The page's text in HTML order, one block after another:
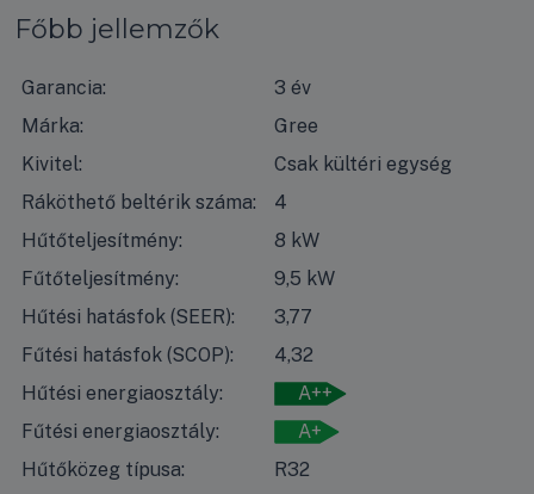
Főbb jellemzők
Garancia:
3 év
Márka:
Gree
Kivitel:
Csak kültéri egység
Ráköthető beltérik száma:
4
Hűtőteljesítmény:
8 kW
Fűtőteljesítmény:
9,5 kW
Hűtési hatásfok (SEER):
3,77
Fűtési hatásfok (SCOP):
4,32
Hűtési energiaosztály:
A++
Fűtési energiaosztály:
A+
Hűtőközeg típusa:
R32